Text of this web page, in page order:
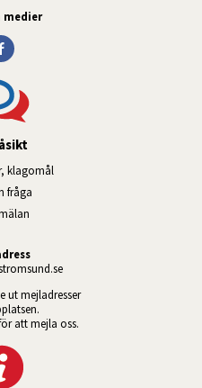
medier
klagomål
fråga
ut mejladresser
att mejla oss.